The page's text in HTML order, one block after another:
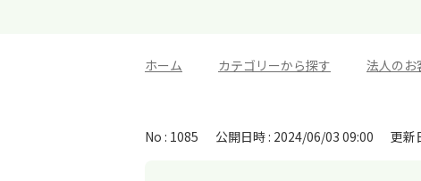
ホーム カテゴリーから探す 法人のお
No : 1085 公開日時 : 2024/06/03 09:00 更新